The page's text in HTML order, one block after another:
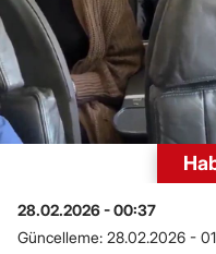
28.02.2026 - 00:37
Güncelleme: 28.02.2026 -